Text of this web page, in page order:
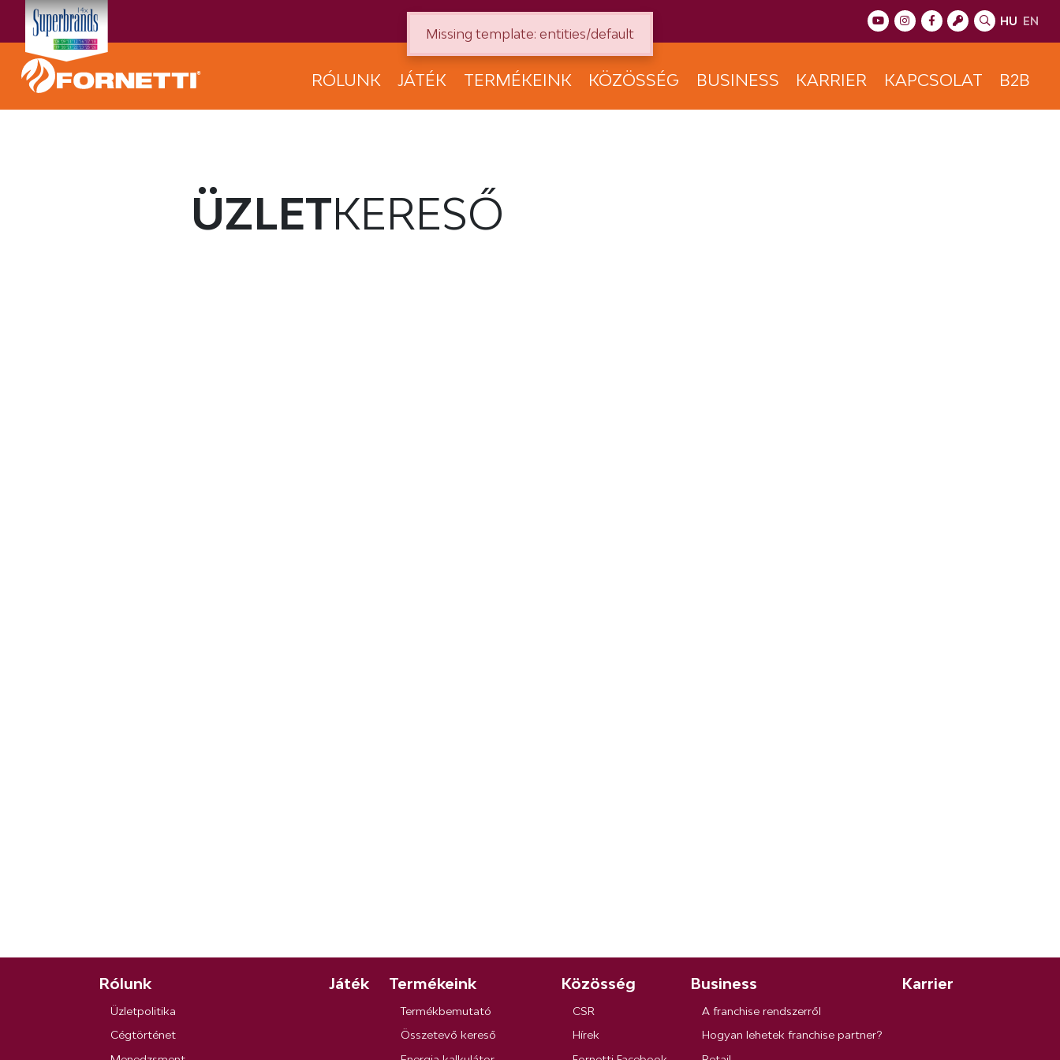
HU EN
RÓLUNK JÁTÉK TERMÉKEINK KÖZÖSSÉG BUSINESS KARRIER KAPCSOLAT B2B
ÜZLETKERESŐ
Rólunk
Üzletpolitika
Cégtörténet
Játék Termékeink
Termékbemutató
Összetevő kereső
Közösség
CSR
Hírek
Business
A franchise rendszerről
Hogyan lehetek franchise partner?
Karrier
Missing template: entities/default